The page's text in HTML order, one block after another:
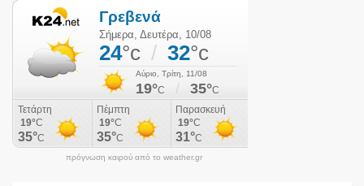
πρόγνωση καιρού από το weather.gr